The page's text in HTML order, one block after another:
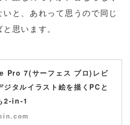
と、あれって思うので同じ
思います。
Pro 7(サーフェス プロ)レビ
タルイラスト絵を描くPCと
2-in-1